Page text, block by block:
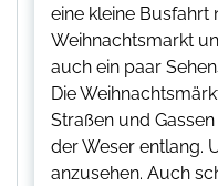
eine kleine Busfahrt
Weihnachtsmarkt
auch ein paar
Die
Straßen und
der Weser entlang.
anzusehen. Auch